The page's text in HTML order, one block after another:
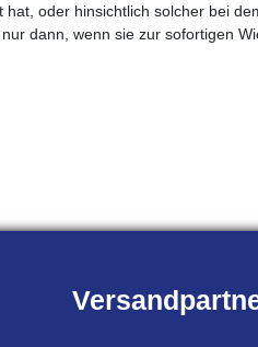
oder hinsichtlich solcher bei
dann, wenn sie zur sofortigen